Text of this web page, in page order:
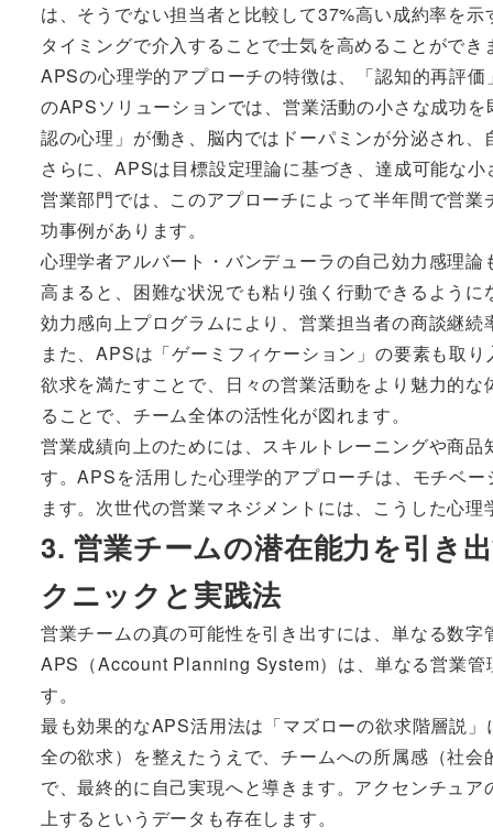
は、そうでない担当者と比較して37%高い成約率を
タイミングで介入することで士気を高めることができ
APSの心理学的アプローチの特徴は、「認知的再評
のAPSソリューションでは、営業活動の小さな成功
認の心理」が働き、脳内ではドーパミンが分泌され
さらに、APSは目標設定理論に基づき、達成可能な
営業部門では、このアプローチによって半年間で営
功事例があります。
心理学者アルバート・バンデューラの自己効力感理
高まると、困難な状況でも粘り強く行動できるよう
効力感向上プログラムにより、営業担当者の商談継
また、APSは「ゲーミフィケーション」の要素も取
欲求を満たすことで、日々の営業活動をより魅力的
ることで、チーム全体の活性化が図れます。
営業成績向上のためには、スキルトレーニングや商
す。APSを活用した心理学的アプローチは、モチベ
ます。次世代の営業マネジメントには、こうした心
3. 営業チームの潜在能力を引き
クニックと実践法
営業チームの真の可能性を引き出すには、単なる数
APS（Account Planning System）は、単なる営業
す。
最も効果的なAPS活用法は「マズローの欲求階層説
全の欲求）を整えたうえで、チームへの所属感（社
で、最終的に自己実現へと導きます。アクセンチュ
上するというデータも存在します。